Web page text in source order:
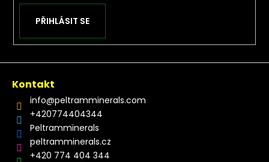
PŘIHLÁSIT SE
Kontakt
info@peltramminerals.com
+420774404344
Peltramminerals
peltramminerals.cz
+420 774 404 344